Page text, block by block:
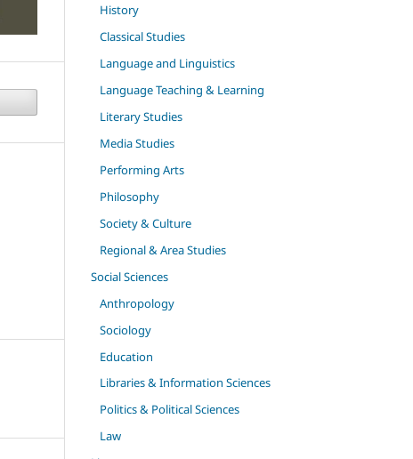
History
Classical Studies
Language and Linguistics
Language Teaching & Learning
Literary Studies
Media Studies
Performing Arts
Philosophy
Society & Culture
Regional & Area Studies
Social Sciences
Anthropology
Sociology
Education
Libraries & Information Sciences
Politics & Political Sciences
Law